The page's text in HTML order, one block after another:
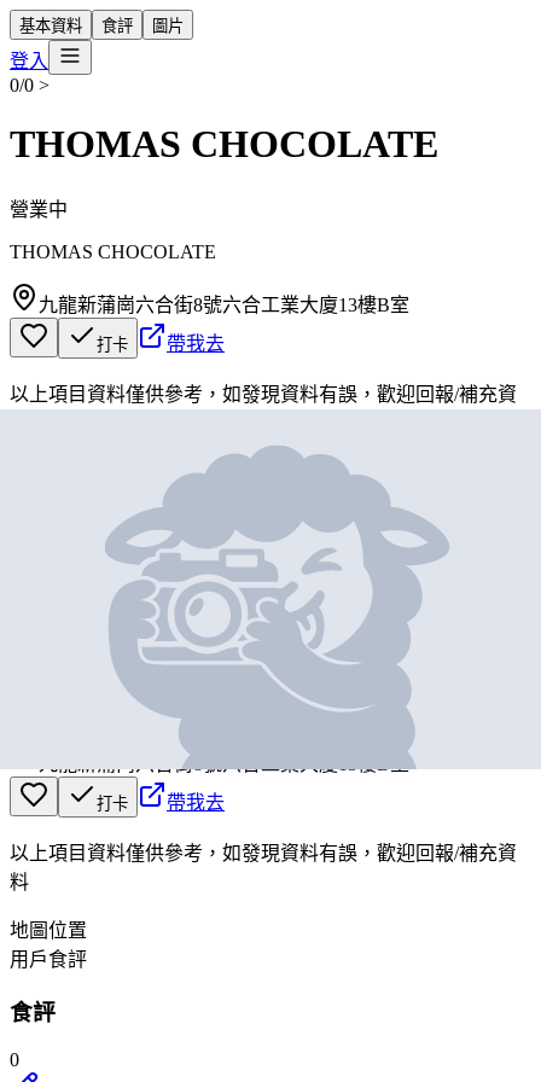
基本資料 食評 圖片
登入
0/0 >
THOMAS CHOCOLATE
營業中
THOMAS CHOCOLATE
九龍新蒲崗六合街8號六合工業大廈13樓B室
打卡 帶我去
以上項目資料僅供參考，如發現資料有誤，歡迎回報/補充資
THOMAS CHOCOLATE
THOMAS CHOCOLATE
九龍新蒲崗六合街8號六合工業大廈13樓B室
打卡 帶我去
以上項目資料僅供參考，如發現資料有誤，歡迎回報/補充資
料
地圖位置
用戶食評
食評
0